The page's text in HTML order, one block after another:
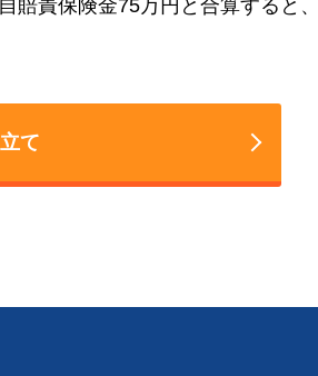
賠責保険金75万円と合算すると、
て